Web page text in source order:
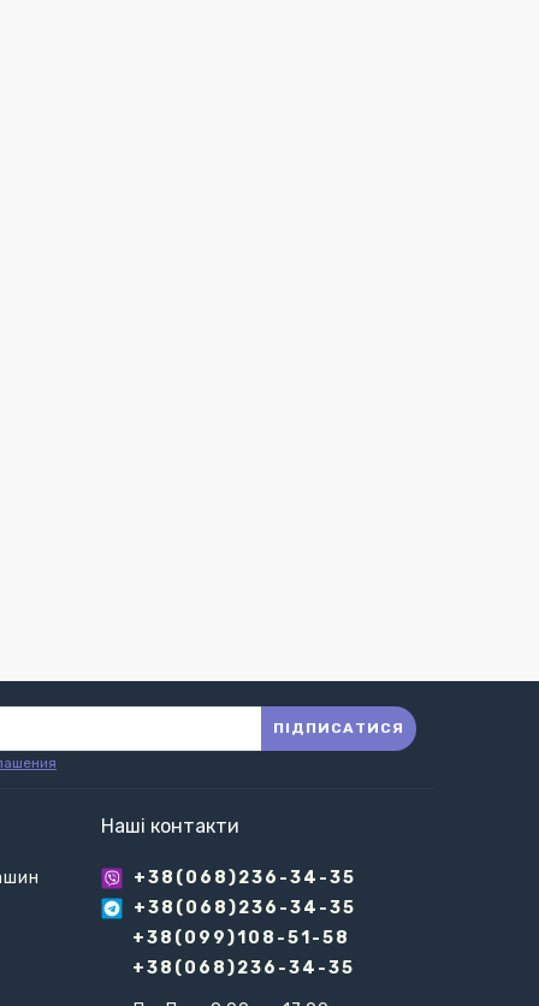
ПІДПИСАТИСЯ
Наші контакти
+38(068)236-34-35
+38(068)236-34-35
+38(099)108-51-58
+38(068)236-34-35